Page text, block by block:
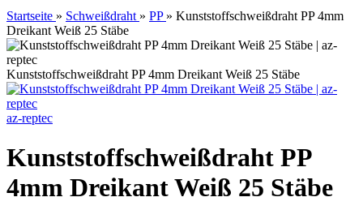
Startseite » Schweißdraht » PP » Kunststoffschweißdraht PP 4mm
Dreikant Weiß 25 Stäbe
Kunststoffschweißdraht PP 4mm Dreikant Weiß 25 Stäbe
az-reptec
Kunststoffschweißdraht PP
4mm Dreikant Weiß 25 Stäbe